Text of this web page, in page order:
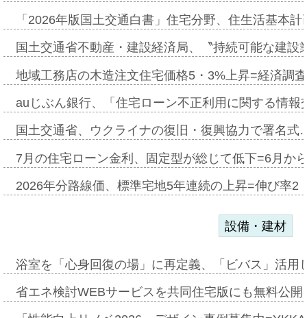
「2026年版国土交通白書」住宅分野、住生活基本
国土交通省不動産・建設経済局、〝持続可能な建
地域工務店の木造注文住宅価格5・3%上昇=経済調
auじぶん銀行、「住宅ローン不正利用に関する情
国土交通省、ウクライナの復旧・復興協力で署名
7月の住宅ローン金利、固定型が総じて低下=6月か
2026年分路線価、標準宅地5年連続の上昇=伸び率
設備・建材
浴室を「心身回復の場」に再定義、「ビバス」活
省エネ検討WEBサービスを共同住宅版にも無料公